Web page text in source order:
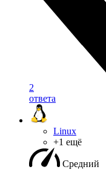
2
ответа
Linux
+1 ещё
Средний